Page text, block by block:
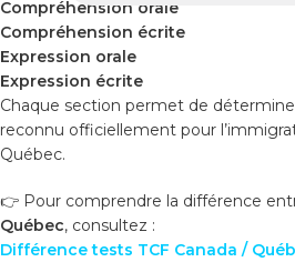
Compréhension orale
Compréhension écrite
Expression orale
Expression écrite
Chaque section permet de
reconnu officiellement pour
Québec.
👉 Pour comprendre la différence
Québec, consultez :
Différence tests TCF Canada /